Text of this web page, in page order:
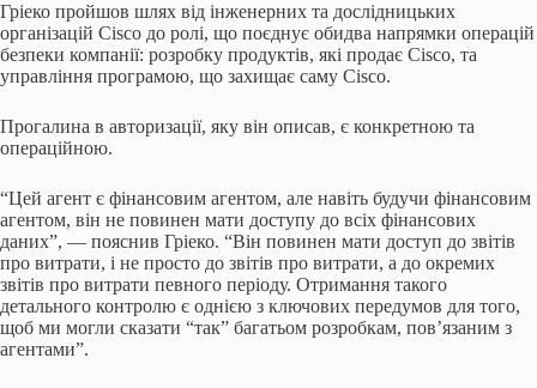
Гріеко пройшов шлях від інженерних та дослідницьких
організацій Cisco до ролі, що поєднує обидва напрямки операцій
безпеки компанії: розробку продуктів, які продає Cisco, та
управління програмою, що захищає саму Cisco.
Прогалина в авторизації, яку він описав, є конкретною та
операційною.
“Цей агент є фінансовим агентом, але навіть будучи фінансовим
агентом, він не повинен мати доступу до всіх фінансових
даних”, — пояснив Гріеко. “Він повинен мати доступ до звітів
про витрати, і не просто до звітів про витрати, а до окремих
звітів про витрати певного періоду. Отримання такого
детального контролю є однією з ключових передумов для того,
щоб ми могли сказати “так” багатьом розробкам, пов’язаним з
агентами”.